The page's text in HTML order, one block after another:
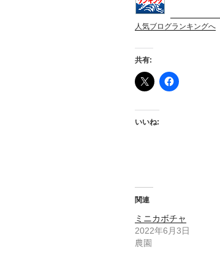
人気ブログランキングへ
共有:
いいね:
関連
ミニカボチャ
2022年6月3日
農園